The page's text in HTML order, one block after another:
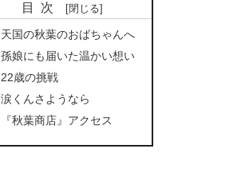
目次
天国の秋葉のおばちゃんへ
孫娘にも届いた温かい想い
22歳の挑戦
涙くんさようなら
『秋葉商店』アクセス